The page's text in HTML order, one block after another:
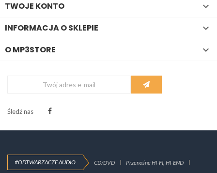
TWOJE KONTO 
INFORMACJA O SKLEPIE 
O MP3STORE 
Śledź nas
#ODTWARZACZE AUDIO CD/DVD Przenośne HI-FI, HI-END